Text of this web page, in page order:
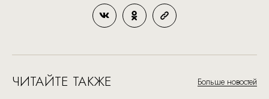
ЧИТАЙТЕ ТАКЖЕ Больше новостей